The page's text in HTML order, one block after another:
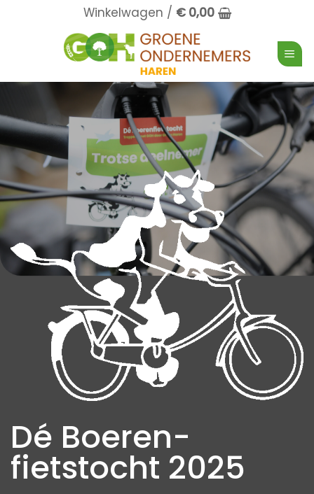
Winkelwagen / €0,00
Dé Boeren-
fietstocht 2025